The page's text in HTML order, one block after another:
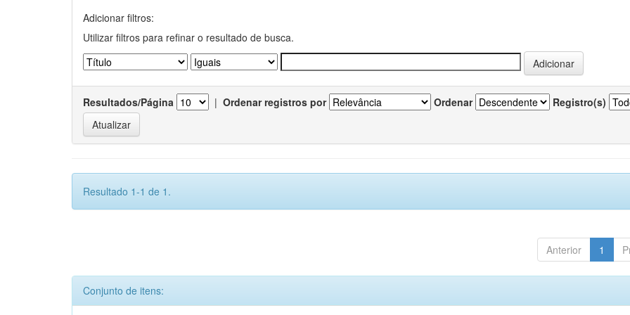
Adicionar filtros:
Utilizar filtros para refinar o resultado de busca.
Resultados/Página | Ordenar registros por Ordenar Registro(s)
Resultado 1-1 de 1.
Anterior 1
Conjunto de itens: